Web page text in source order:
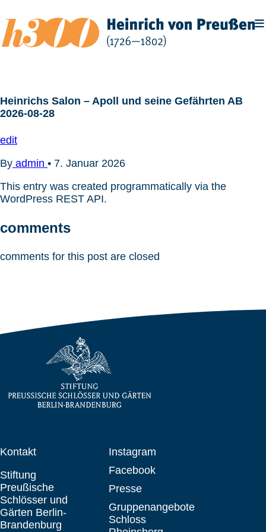
Inhalt
springen
Heinrichs Salon – Apoll und seine Gefährten AB
2026-08-28
edit
By admin • 7. Januar 2026
This entry was created programmatically via the
WordPress REST API.
comments
comments for this post are closed
Kontakt
Stiftung
Preußische
Schlösser und
Gärten Berlin-
Brandenburg
Instagram
Facebook
Presse
Gruppenangebote
Schloss